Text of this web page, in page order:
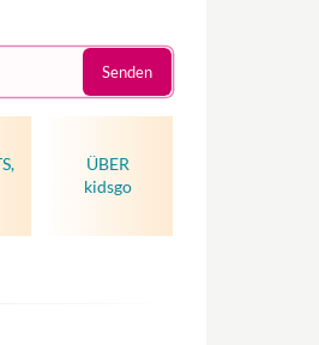
Senden
ÜBER
kidsgo